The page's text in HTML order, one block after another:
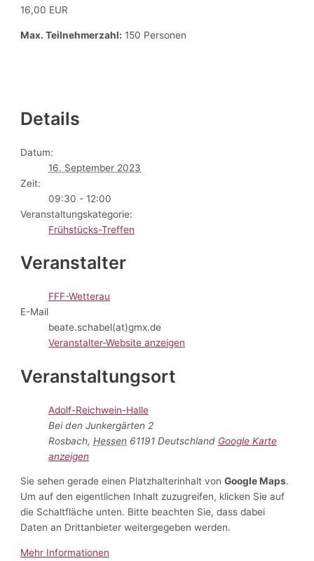
16,00 EUR
Max. Teilnehmerzahl: 150 Personen
Details
Datum:
16. September 2023
Zeit:
09:30 - 12:00
Veranstaltungskategorie:
Frühstücks-Treffen
Veranstalter
FFF-Wetterau
E-Mail
beate.schabel(at)gmx.de
Veranstalter-Website anzeigen
Veranstaltungsort
Adolf-Reichwein-Halle
Bei den Junkergärten 2
Rosbach, Hessen 61191 Deutschland Google Karte
anzeigen
Sie sehen gerade einen Platzhalterinhalt vonGoogle Maps.
Um auf den eigentlichen Inhalt zuzugreifen, klicken Sie auf
die Schaltfläche unten. Bitte beachten Sie, dass dabei
Daten an Drittanbieter weitergegeben werden.
Mehr Informationen